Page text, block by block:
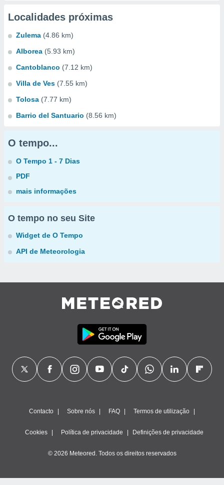
Localidades próximas
Zulema (4.86 km)
Alborea (5.93 km)
Cantoblanco (7.12 km)
Villa de Ves (7.55 km)
Tolosa (7.77 km)
Barrio del Santuario (8.56 km)
O tempo...
O Tempo 1 - 7 Dias
PDF
mais informações
O tempo no seu Site
Widget de O Tempo
API de Meteorologia
Contacto Sobre nós FAQ Termos de utilização
Cookies Política de privacidade Definições de privacidade
© 2026 Meteored. Todos os direitos reservados